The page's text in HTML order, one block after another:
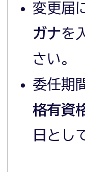
変更届
ガナを
さい。
委任期
格有資
日 とし